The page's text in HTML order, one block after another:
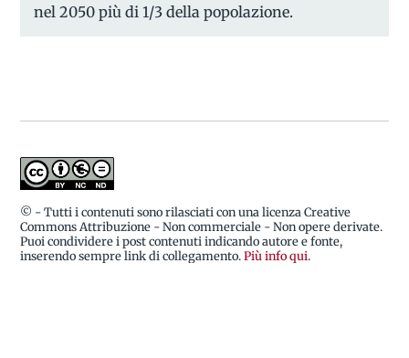
nel 2050 più di 1/3 della popolazione.
© - Tutti i contenuti sono rilasciati con una licenza Creative
Commons Attribuzione - Non commerciale - Non opere derivate.
Puoi condividere i post contenuti indicando autore e fonte,
inserendo sempre link di collegamento.Più info qui.